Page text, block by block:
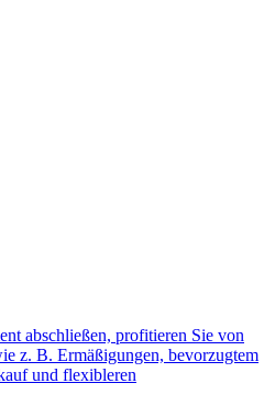
abschließen, profitieren Sie von
z. B. Ermäßigungen, bevorzugtem
und flexibleren